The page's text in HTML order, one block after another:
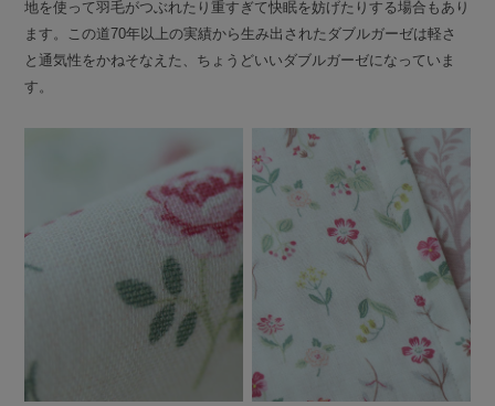
地を使って羽毛がつぶれたり重すぎて快眠を妨げたりする場合もあり
ます。この道70年以上の実績から生み出されたダブルガーゼは軽さ
と通気性をかねそなえた、ちょうどいいダブルガーゼになっていま
す。